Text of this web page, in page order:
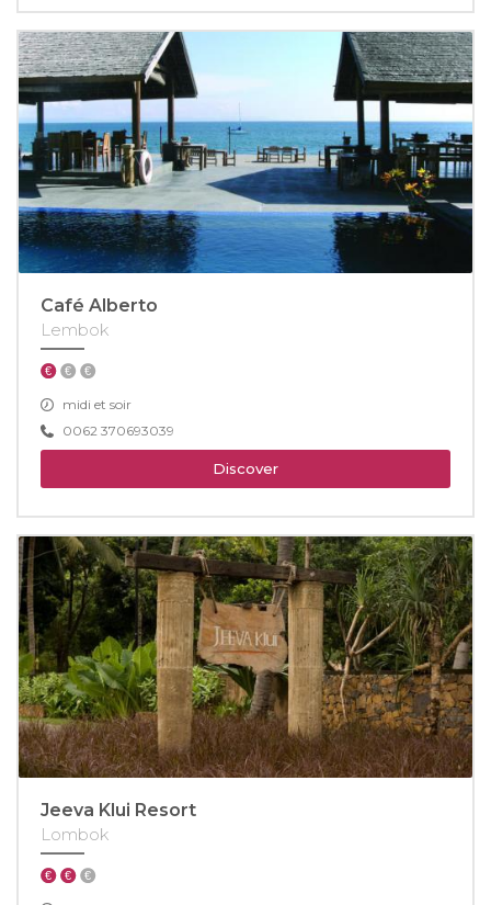
Café Alberto
Lembok
midi et soir
0062 370693039
Discover
Jeeva Klui Resort
Lombok